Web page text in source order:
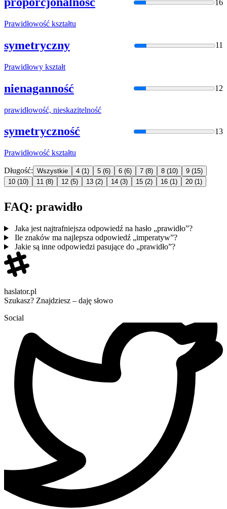
16
Prawidłowość kształtu
symetryczny 11
Prawidłowy kształt
nienaganność 12
prawidłowość, nieskazitelność
symetryczność 13
Prawidłowość kształtu
Długość: Wszystkie 4 (1) 5 (6) 6 (6) 7 (8) 8 (10) 9 (15)
10 (10) 11 (8) 12 (5) 13 (2) 14 (3) 15 (2) 16 (1) 20 (1)
FAQ: prawidło
Jaka jest najtrafniejsza odpowiedź na hasło „prawidło”?
Ile znaków ma najlepsza odpowiedź „imperatyw”?
Jakie są inne odpowiedzi pasujące do „prawidło”?
haslator.pl
Szukasz? Znajdziesz – daję słowo
Social